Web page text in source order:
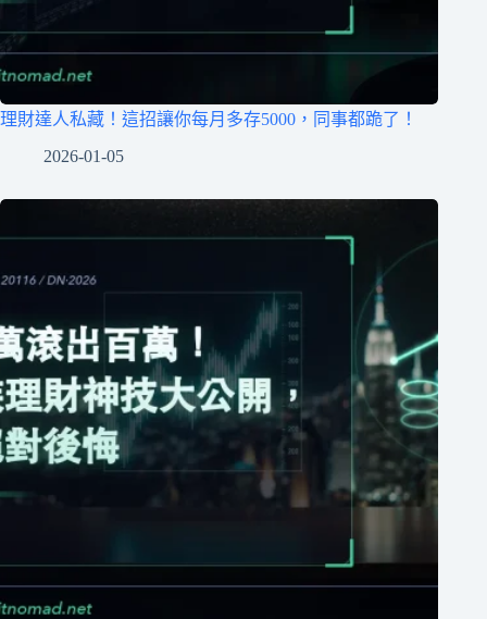
理財達人私藏！這招讓你每月多存5000，同事都跪了！
2026-01-05